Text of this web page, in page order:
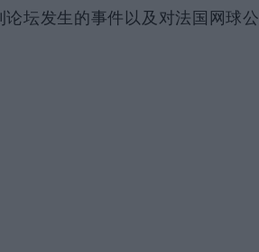
坛发生的事件以及对法国网球公